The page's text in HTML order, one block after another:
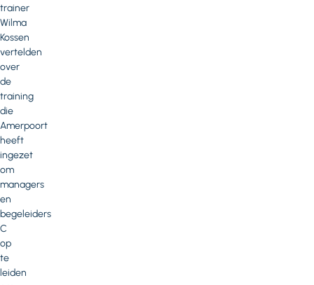
trainer
Wilma
Kossen
vertelden
over
de
training
die
Amerpoort
heeft
ingezet
om
managers
en
begeleiders
C
op
te
leiden